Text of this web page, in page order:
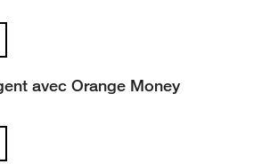
avec Orange Money